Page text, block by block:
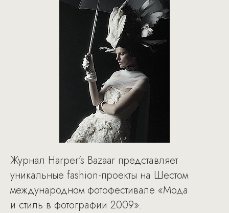
Журнал Harper’s Bazaar представляет
уникальные fashion-проекты на Шестом
международном фотофестивале «Мода
и стиль в фотографии 2009».